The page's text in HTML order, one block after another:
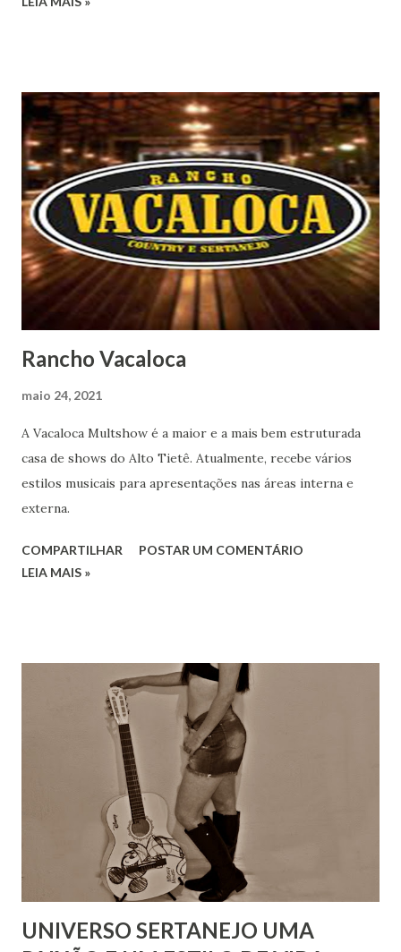
Rancho Vacaloca
maio 24, 2021
A Vacaloca Multshow é a maior e a mais bem estruturada
casa de shows do Alto Tietê. Atualmente, recebe vários
estilos musicais para apresentações nas áreas interna e
externa.
COMPARTILHAR
POSTAR UM COMENTÁRIO
LEIA MAIS »
UNIVERSO SERTANEJO UMA